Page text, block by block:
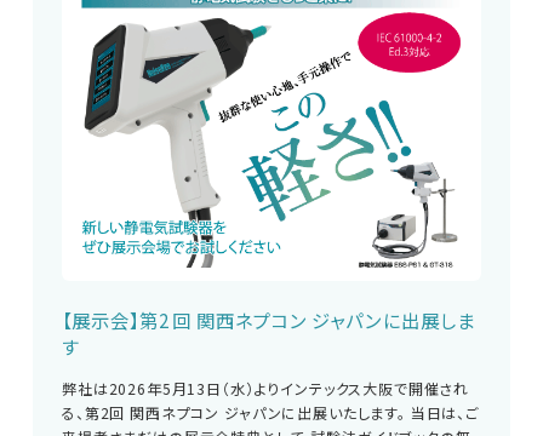
サポートデスク
HOME
ニュース 会社概要
【展示会】第2回 関西ネプコン ジャパンに出展しま
す
弊社は2026年5月13日（水）よりインテックス大阪で開催され
る、第2回 関西ネプコン ジャパンに出展いたします。 当日は、ご